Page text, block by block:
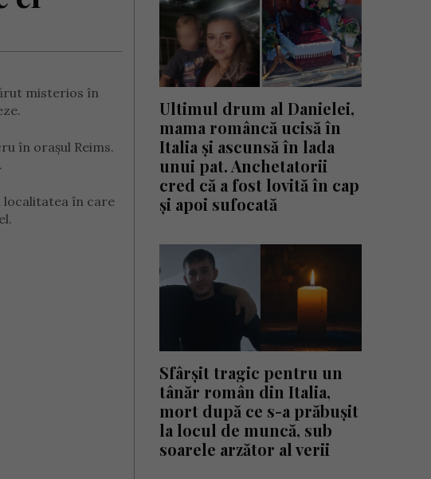
misterios în
în orașul Reims.
.
localitatea în care
Ultimul drum al Danielei,
mama româncă ucisă în
Italia și ascunsă în lada
unui pat. Anchetatorii
cred că a fost lovită în cap
și apoi sufocată
Sfârșit tragic pentru un
tânăr român din Italia,
mort după ce s-a prăbușit
la locul de muncă, sub
soarele arzător al verii